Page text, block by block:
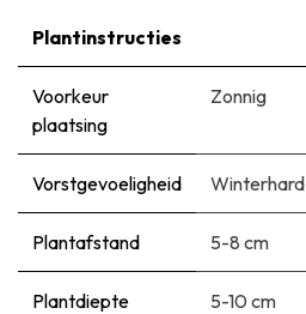
Plantinstructies
Voorkeur
plaatsing
Zonnig
Vorstgevoeligheid Winterhard
Plantafstand 5-8 cm
Plantdiepte 5-10 cm